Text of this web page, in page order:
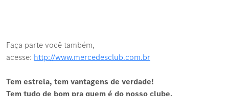
Faça parte você também,
acesse: http://www.mercedesclub.com.br
Tem estrela, tem vantagens de verdade!
Tem tudo de bom pra quem é do nosso clube.